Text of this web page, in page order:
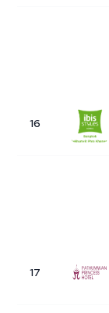
16
17